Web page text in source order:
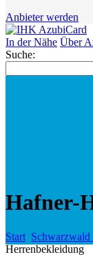
Anbieter werden
In der Nähe Über
Suche:
Hafner-
Start Schwarzwald
Herrenbekleidung